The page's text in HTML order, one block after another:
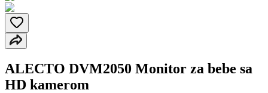
ALECTO DVM2050 Monitor za bebe sa
HD kamerom